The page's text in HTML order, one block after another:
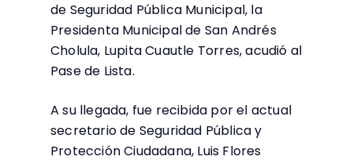
de Seguridad Pública Municipal, la
Presidenta Municipal de San Andrés
Cholula, Lupita Cuautle Torres, acudió al
Pase de Lista.
A su llegada, fue recibida por el actual
secretario de Seguridad Pública y
Protección Ciudadana, Luis Flores